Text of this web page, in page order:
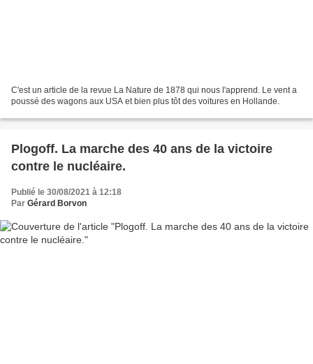
C'est un article de la revue La Nature de 1878 qui nous l'apprend. Le vent a
poussé des wagons aux USA et bien plus tôt des voitures en Hollande.
Plogoff. La marche des 40 ans de la victoire
contre le nucléaire.
Publié le 30/08/2021 à 12:18
Par Gérard Borvon